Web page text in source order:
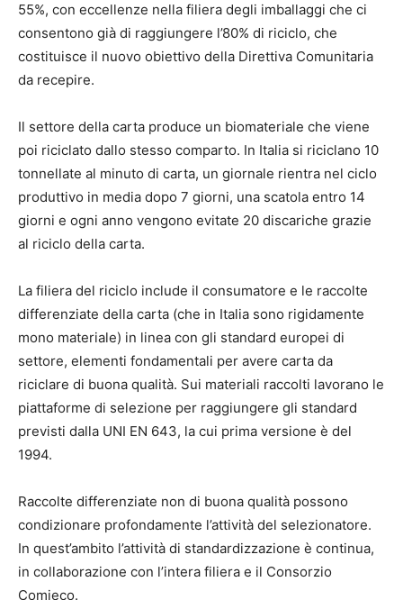
55%, con eccellenze nella filiera degli imballaggi che ci
consentono già di raggiungere l’80% di riciclo, che
costituisce il nuovo obiettivo della Direttiva Comunitaria
da recepire.
Il settore della carta produce un biomateriale che viene
poi riciclato dallo stesso comparto. In Italia si riciclano 10
tonnellate al minuto di carta, un giornale rientra nel ciclo
produttivo in media dopo 7 giorni, una scatola entro 14
giorni e ogni anno vengono evitate 20 discariche grazie
al riciclo della carta.
La filiera del riciclo include il consumatore e le raccolte
differenziate della carta (che in Italia sono rigidamente
mono materiale) in linea con gli standard europei di
settore, elementi fondamentali per avere carta da
riciclare di buona qualità. Sui materiali raccolti lavorano le
piattaforme di selezione per raggiungere gli standard
previsti dalla UNI EN 643, la cui prima versione è del
1994.
Raccolte differenziate non di buona qualità possono
condizionare profondamente l’attività del selezionatore.
In quest’ambito l’attività di standardizzazione è continua,
in collaborazione con l’intera filiera e il Consorzio
Comieco.